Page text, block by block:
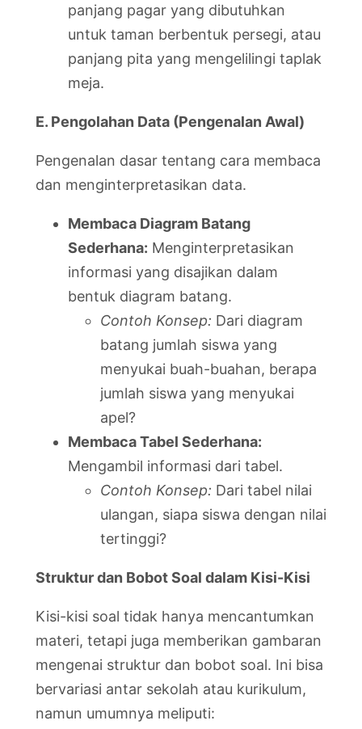
panjang pagar yang dibutuhkan
untuk taman berbentuk persegi, atau
panjang pita yang mengelilingi taplak
meja.
E. Pengolahan Data (Pengenalan Awal)
Pengenalan dasar tentang cara membaca
dan menginterpretasikan data.
Membaca Diagram Batang
Sederhana: Menginterpretasikan
informasi yang disajikan dalam
bentuk diagram batang.
Contoh Konsep: Dari diagram
batang jumlah siswa yang
menyukai buah-buahan, berapa
jumlah siswa yang menyukai
apel?
Membaca Tabel Sederhana:
Mengambil informasi dari tabel.
Contoh Konsep: Dari tabel nilai
ulangan, siapa siswa dengan nilai
tertinggi?
Struktur dan Bobot Soal dalam Kisi-Kisi
Kisi-kisi soal tidak hanya mencantumkan
materi, tetapi juga memberikan gambaran
mengenai struktur dan bobot soal. Ini bisa
bervariasi antar sekolah atau kurikulum,
namun umumnya meliputi: